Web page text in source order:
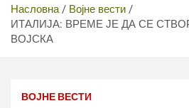
Насловна
Војне вести
ИТАЛИЈА: ВРЕМЕ ЈЕ ДА СЕ
ВОЈСКА
ВОЈНЕ ВЕСТИ